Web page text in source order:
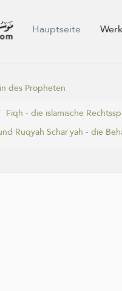
Hauptseite
des Propheten
Fiqh - die islamische
Ruqyah Schar`yah - die